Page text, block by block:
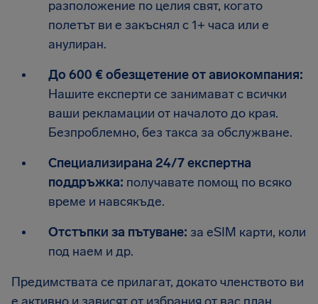
разположение по целия свят, когато
полетът ви е закъснял с 1+ часа или е
анулиран.
До 600 € обезщетение от авиокомпания:
Нашите експерти се занимават с всички
ваши рекламации от началото до края.
Безпроблемно, без такса за обслужване.
Специализирана 24/7 експертна
поддръжка: получавате помощ по всяко
време и навсякъде.
Отстъпки за пътуване: за eSIM карти, коли
под наем и др.
Предимствата се прилагат, докато членството ви